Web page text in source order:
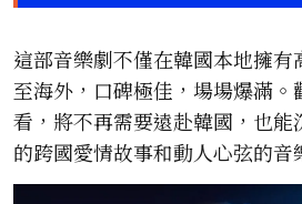
這部音樂劇不僅在韓國本地擁
至海外，口碑極佳，場場爆滿
看，將不再需要遠赴韓國，也能
的跨國愛情故事和動人心弦的音